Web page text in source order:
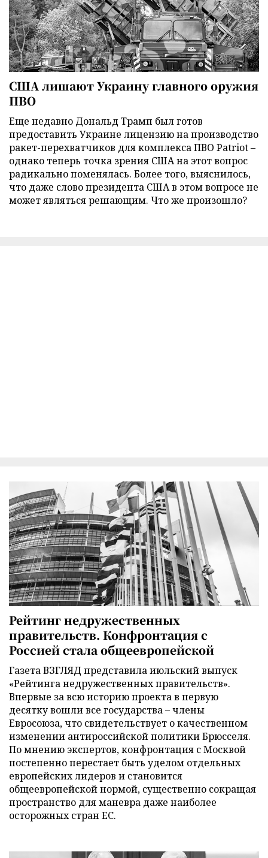
США лишают Украину главного оружия
ПВО
Еще недавно Дональд Трамп был готов
предоставить Украине лицензию на производство
ракет-перехватчиков для комплекса ПВО Patriot –
однако теперь точка зрения США на этот вопрос
радикально поменялась. Более того, выяснилось,
что даже слово президента США в этом вопросе не
может являться решающим. Что же произошло?
Рейтинг недружественных
правительств. Конфронтация с
Россией стала общеевропейской
Газета ВЗГЛЯД представила июльский выпуск
«Рейтинга недружественных правительств».
Впервые за всю историю проекта в первую
десятку вошли все государства – члены
Евросоюза, что свидетельствует о качественном
изменении антироссийской политики Брюсселя.
По мнению экспертов, конфронтация с Москвой
постепенно перестает быть уделом отдельных
европейских лидеров и становится
общеевропейской нормой, существенно сокращая
пространство для маневра даже наиболее
осторожных стран ЕС.